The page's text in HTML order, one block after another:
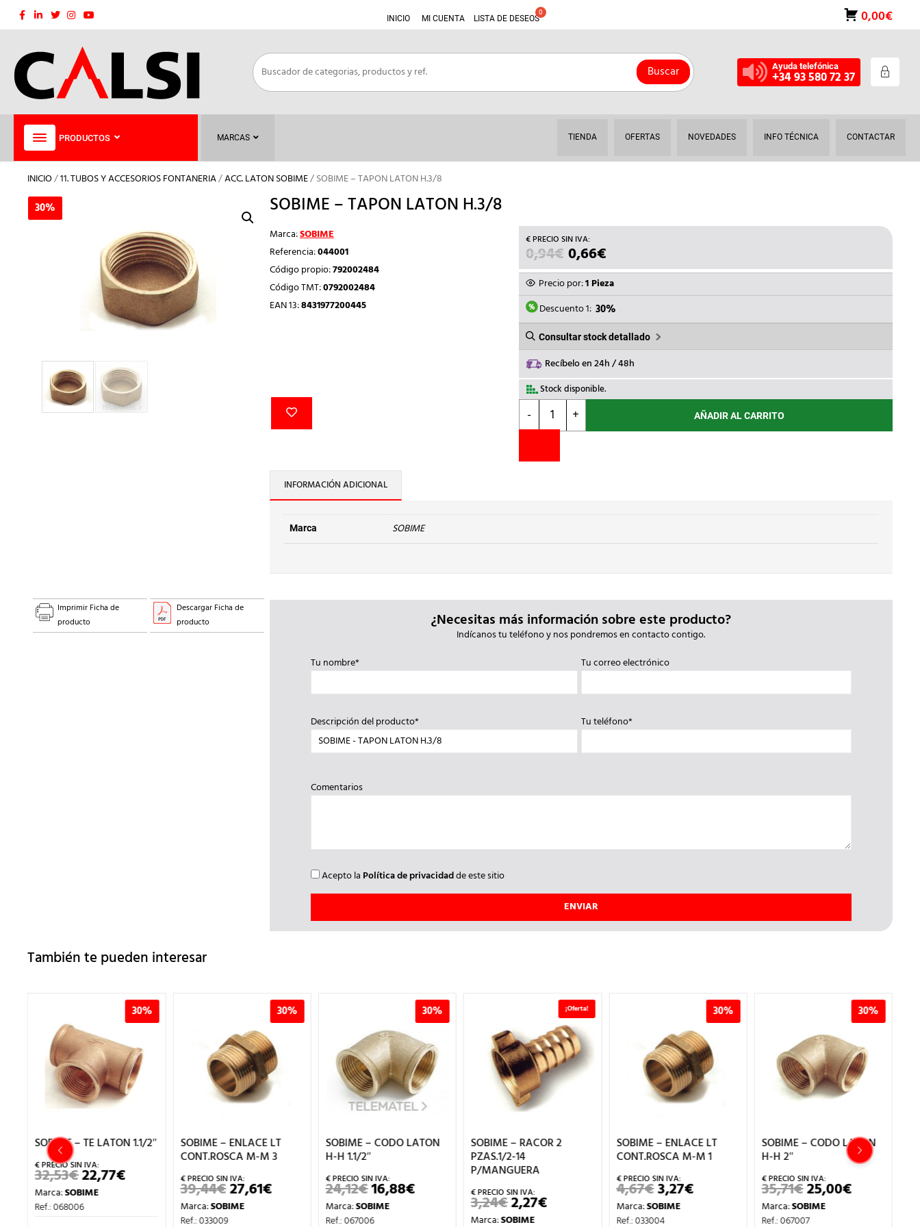
Saltar
INICIO MI CUENTA LISTA DE DESEOS 0,00€
Buscar Ayuda telefónica
+34 93 580 72 37
PRODUCTOS MARCAS TIENDA OFERTAS NOVEDADES INFO TÉCNICA CONTACTAR
INICIO/11. TUBOS Y ACCESORIOS FONTANERIA/ACC. LATON SOBIME/ SOBIME – TAPON LATON H.3/8
30% SOBIME – TAPON LATON H.3/8
Marca:SOBIME
Referencia:044001
Código propio:792002484
Código TMT:0792002484
EAN 13:8431977200445
0,94€ EL
PRECIO
ORIGINAL
ERA:
0,94€.
0,66€EL
PRECIO
ACTUAL
ES:
0,66€.
Precio por:1 Pieza
Descuento 1: 30%
Consultar stock detallado
Recíbelo en 24h / 48h
Stock disponible.
-
SOBIME
TAPON
H.3/8
+ AÑADIR AL CARRITO
INFORMACIÓN ADICIONAL
Marca SOBIME
30%
Imprimir Ficha de
producto
Descargar Ficha de
producto
¿Necesitas más información sobre este producto?
Indícanos tu teléfono y nos pondremos en contacto contigo.
Tu nombre*
Tu correo electrónico
Descripción del producto* Tu teléfono*
Comentarios
Acepto la Política de privacidadde este sitio
También te pueden interesar
30%
SOBIME – TE LATON 1.1/2″
32,53€EL
PRECIO
ORIGINAL
ERA:
22,77€EL
PRECIO
Marca:SOBIME
Ref.: 068006
30%
SOBIME – ENLACE LT
CONT.ROSCA M-M 3
39,44€EL
PRECIO
ORIGINAL
27,61€EL
PRECIO
Marca:SOBIME
Ref.: 033009
30%
SOBIME – CODO LATON
H-H 1.1/2″
24,12€EL
PRECIO
ORIGINAL
ERA:
16,88€EL
PRECIO
Marca:SOBIME
Ref.: 067006
¡Oferta!
SOBIME – RACOR 2
PZAS.1/2-14
P/MANGUERA
3,24€EL
PRECIO
2,27€EL
PRECIO
Marca:SOBIME
30%
SOBIME – ENLACE LT
CONT.ROSCA M-M 1
4,67€EL
PRECIO
ORIGINAL
ERA:
3,27€EL
PRECIO
Marca:SOBIME
Ref.: 033004
30%
SOBIME – CODO LATON
H-H 2″
35,71€EL
PRECIO
ORIGINAL
ERA:
25,00€EL
PRECIO
Marca:SOBIME
Ref.: 067007